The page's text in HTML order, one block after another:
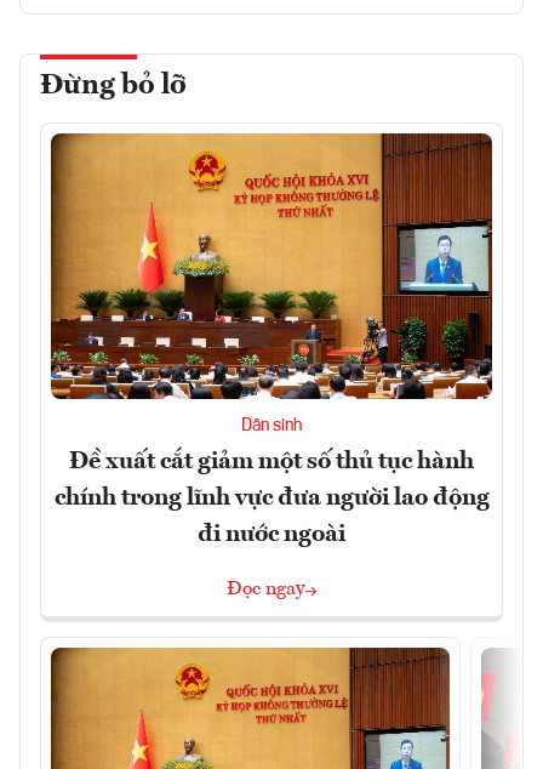
Đừng bỏ lỡ
Dân sinh
Đề xuất cắt giảm một số thủ tục hành
chính trong lĩnh vực đưa người lao động
đi nước ngoài
Đọc ngay